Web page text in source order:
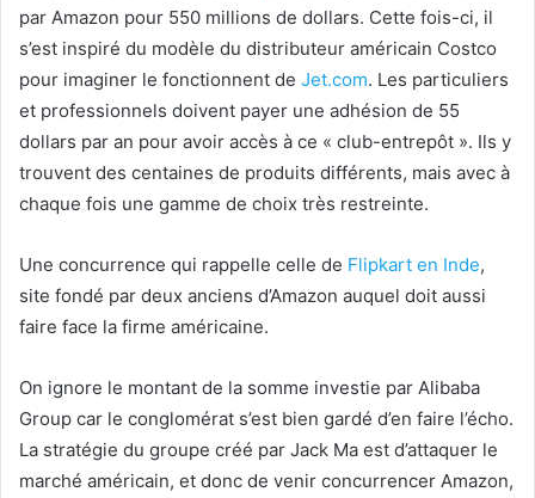
par Amazon pour 550 millions de dollars. Cette fois-ci, il
s’est inspiré du modèle du distributeur américain Costco
pour imaginer le fonctionnent de Jet.com. Les particuliers
et professionnels doivent payer une adhésion de 55
dollars par an pour avoir accès à ce « club-entrepôt ». Ils y
trouvent des centaines de produits différents, mais avec à
chaque fois une gamme de choix très restreinte.
Une concurrence qui rappelle celle de Flipkart en Inde,
site fondé par deux anciens d’Amazon auquel doit aussi
faire face la firme américaine.
On ignore le montant de la somme investie par Alibaba
Group car le conglomérat s’est bien gardé d’en faire l’écho.
La stratégie du groupe créé par Jack Ma est d’attaquer le
marché américain, et donc de venir concurrencer Amazon,